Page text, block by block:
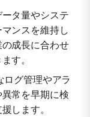
ータ量やシステ
ンスを維持し
成長に合わせ
す。
ログ管理やアラ
常を早期に検
します。